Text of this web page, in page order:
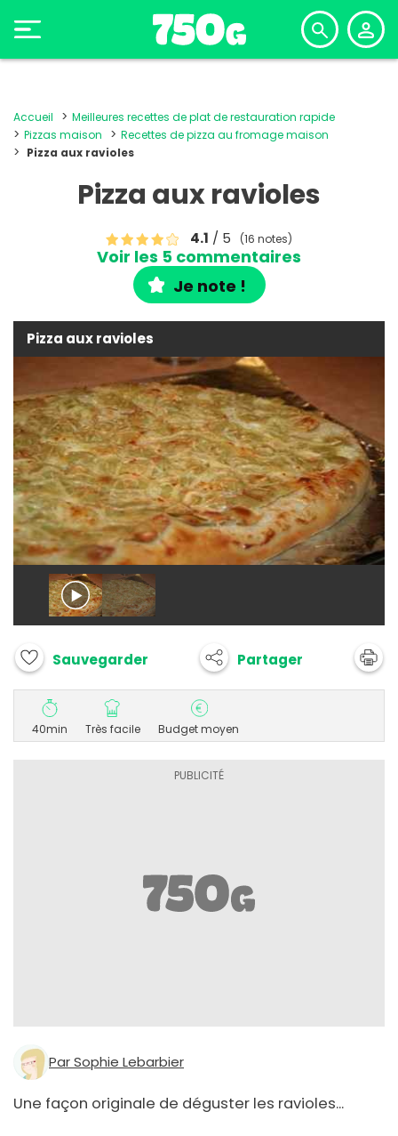
Accueil
Meilleures recettes de plat de restauration rapide
Pizzas maison
Recettes de pizza au fromage maison
Pizza aux ravioles
Pizza aux ravioles
4.1 / 5 (16 notes)
Voir les 5 commentaires
Je note !
Pizza aux ravioles
Sauvegarder Partager
40min Très facile Budget moyen
Par Sophie Lebarbier
Une façon originale de déguster les ravioles...